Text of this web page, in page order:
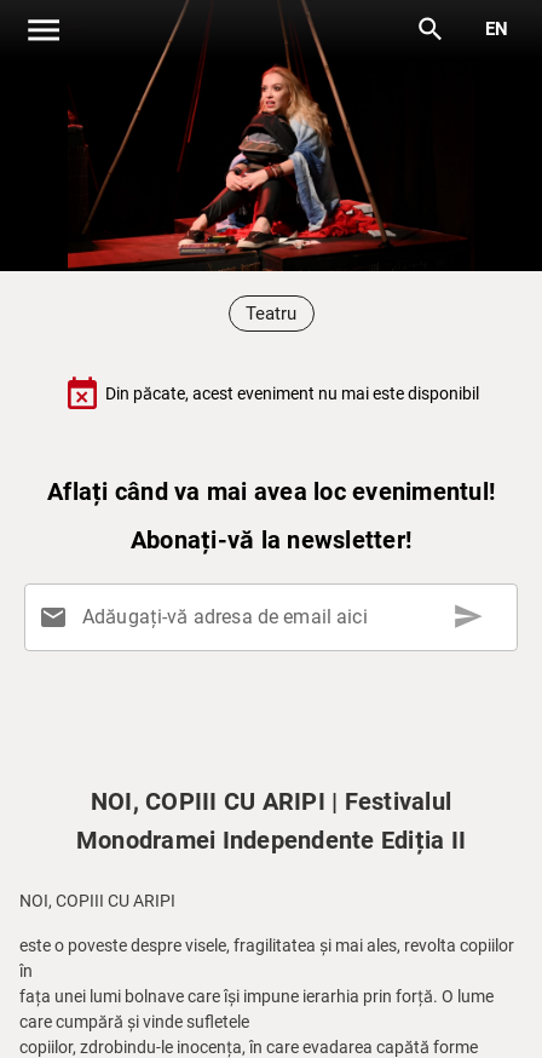
menu search EN
Teatru
event_busy Din păcate, acest eveniment nu mai este disponibil
Aflați când va mai avea loc evenimentul!
Abonați-vă la newsletter!
mail Adăugați-vă adresa de email aici send
NOI, COPIII CU ARIPI | Festivalul
Monodramei Independente Ediția II
NOI, COPIII CU ARIPI
este o poveste despre visele, fragilitatea și mai ales, revolta copiilor
în
fața unei lumi bolnave care își impune ierarhia prin forță. O lume
care cumpără și vinde sufletele
copiilor, zdrobindu-le inocența, în care evadarea capătă forme